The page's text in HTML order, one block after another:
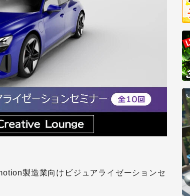
製造業向けビジュアライゼーションセ